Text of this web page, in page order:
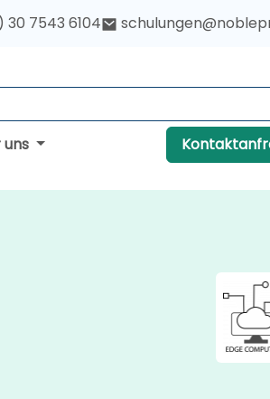
30 7543 6104